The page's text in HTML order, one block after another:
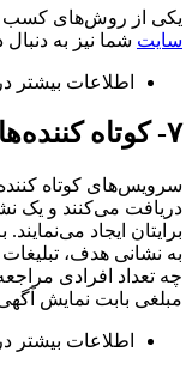
یکی از روش‌های کسب
سایت شما نیز به
اطلاعات بیشتر
۷- کوتاه کننده‌های لینک
سرویس‌های کوتاه کننده
دریافت می‌کنند و یک
برایتان ایجاد
به نشانی هدف،
چه تعداد افرادی
مبلغی بابت نمایش
اطلاعات بیشتر